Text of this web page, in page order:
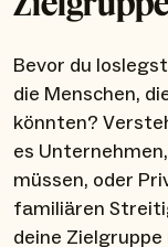
Bevor du
die Menschen,
könnten?
es
müssen, oder
familiären
deine